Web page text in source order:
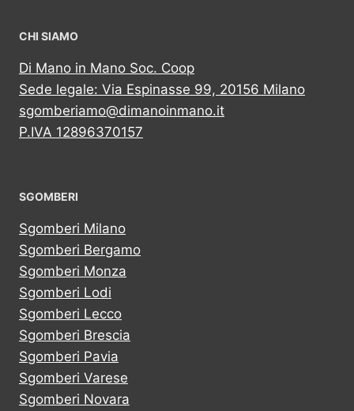
CHI SIAMO
Di Mano in Mano Soc. Coop
Sede legale: Via Espinasse 99, 20156 Milano
sgomberiamo@dimanoinmano.it
P.IVA 12896370157
SGOMBERI
Sgomberi Milano
Sgomberi Bergamo
Sgomberi Monza
Sgomberi Lodi
Sgomberi Lecco
Sgomberi Brescia
Sgomberi Pavia
Sgomberi Varese
Sgomberi Novara